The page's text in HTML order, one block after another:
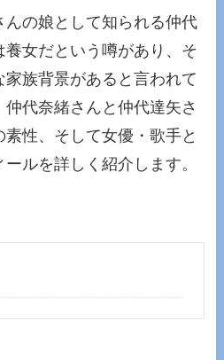
んの娘として知られる仲代
女だという噂があり、そ
族背景があると言われて
代奈緒さんと仲代達矢さ
性、そして女優・歌手と
ルを詳しく紹介します。